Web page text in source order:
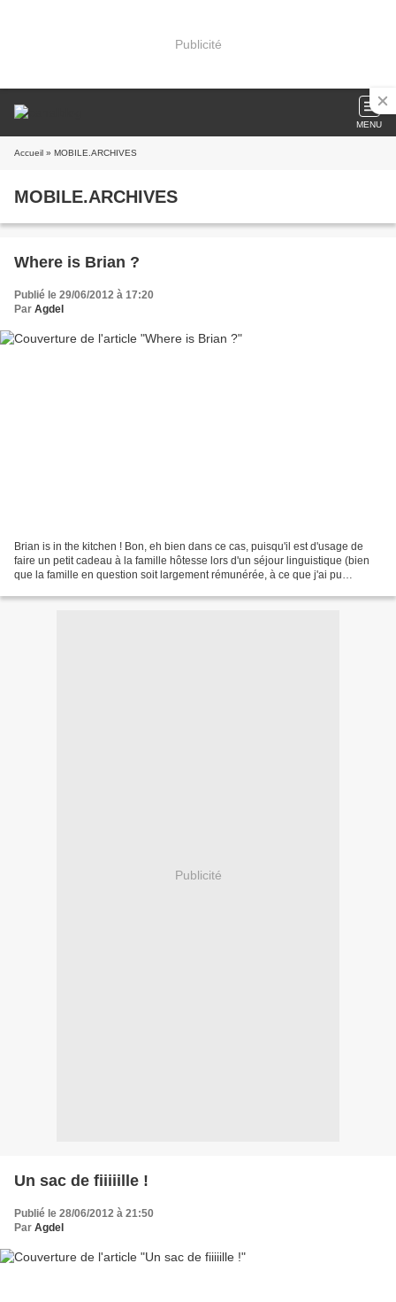
Publicité
MENU
Accueil » MOBILE.ARCHIVES
MOBILE.ARCHIVES
Where is Brian ?
Publié le 29/06/2012 à 17:20
Par Agdel
Brian is in the kitchen ! Bon, eh bien dans ce cas, puisqu'il est d'usage de
faire un petit cadeau à la famille hôtesse lors d'un séjour linguistique (bien
que la famille en question soit largement rémunérée, à ce que j'ai pu
Publicité
Un sac de fiiiiille !
Publié le 28/06/2012 à 21:50
Par Agdel